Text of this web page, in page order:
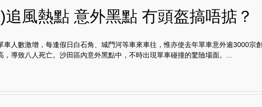
追風熱點 意外黑點 冇頭盔搞唔掂？
車人數激增，每逢假日白石角、城門河等車來車往，惟亦使去年單車意外逾3000宗創
，導致八人死亡。沙田區內意外黑點中，不時出現單車碰撞的驚險場面。...